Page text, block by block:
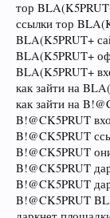
тор
ссылки тор
BLA(K5PRUT+
BLA(K5PRUT+
BLA(K5PRUT+
как зайти на
как зайти на
B!@CK5PRUT
B!@CK5PRUT
B!@CK5PRUT
B!@CK5PRUT
B!@CK5PRUT
B!@CK5PRUT